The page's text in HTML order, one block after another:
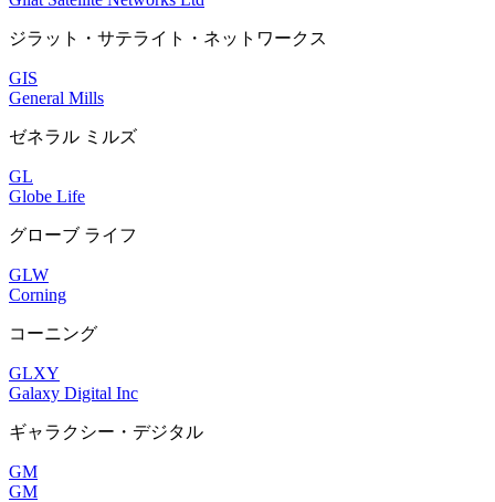
ジラット・サテライト・ネットワークス
GIS
General Mills
ゼネラル ミルズ
GL
Globe Life
グローブ ライフ
GLW
Corning
コーニング
GLXY
Galaxy Digital Inc
ギャラクシー・デジタル
GM
GM